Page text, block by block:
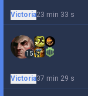
Victoria23 min 33 s
15
Victoria37 min 29 s